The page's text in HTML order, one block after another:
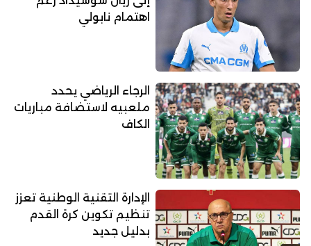
اهتمام نابولي
الرجاء الرياضي يحدد
ملعبيه لاستضافة مباريات
الكاف
الإدارة التقنية الوطنية تعزز
تنظيم تكوين كرة القدم
بدليل جديد